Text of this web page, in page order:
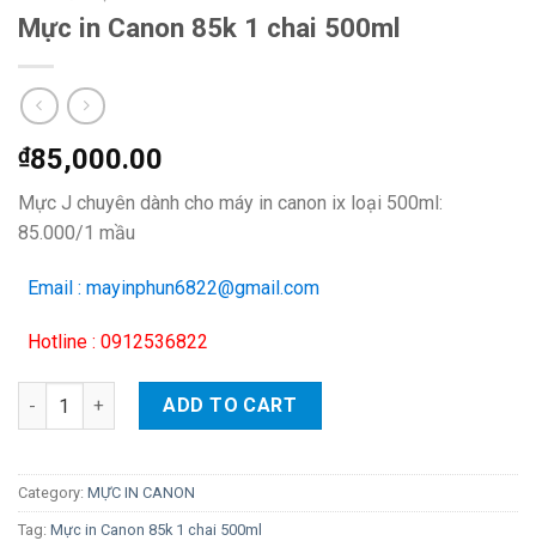
Mực in Canon 85k 1 chai 500ml
₫85,000.00
Mực J chuyên dành cho máy in canon ix loại 500ml:
85.000/1 mầu
Email : mayinphun6822@gmail.com
Hotline : 0912536822
Mực in Canon 85k 1 chai 500ml quantity
ADD TO CART
Category: MỰC IN CANON
Tag: Mực in Canon 85k 1 chai 500ml